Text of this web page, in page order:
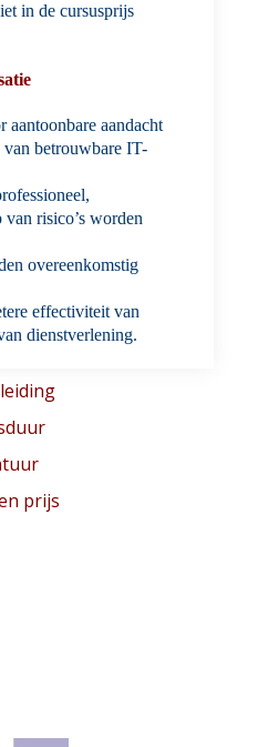
in de cursusprijs
aantoonbare aandacht
betrouwbare IT-
risico’s worden
overeenkomstig
effectiviteit van
dienstverlening.
prijs